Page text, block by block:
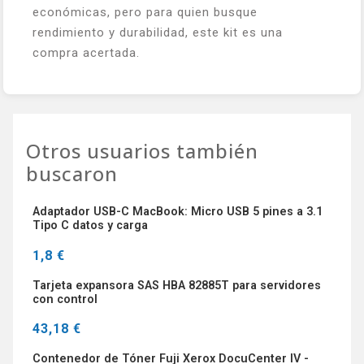
económicas, pero para quien busque
rendimiento y durabilidad, este kit es una
compra acertada.
Otros usuarios también
buscaron
Adaptador USB-C MacBook: Micro USB 5 pines a 3.1
Tipo C datos y carga
1,8 €
Tarjeta expansora SAS HBA 82885T para servidores
con control
43,18 €
Contenedor de Tóner Fuji Xerox DocuCenter IV -